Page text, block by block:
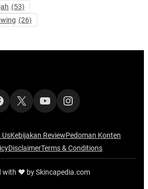
(53)
(26)
X YouTubeInstagram
UsKebijakan ReviewPedoman Konten
DisclaimerTerms & Conditions
with ‪‪❤︎‬ by Skincapedia.com